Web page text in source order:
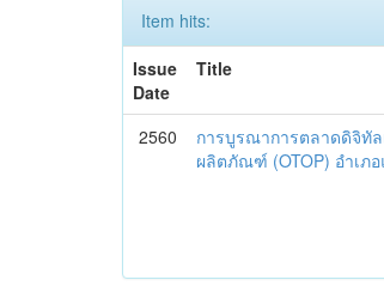
Item hits:
Issue
Date
Title
2560
การบูรณาการตลาดดิจิทั
ผลิตภัณฑ์ (OTOP) อำเภ